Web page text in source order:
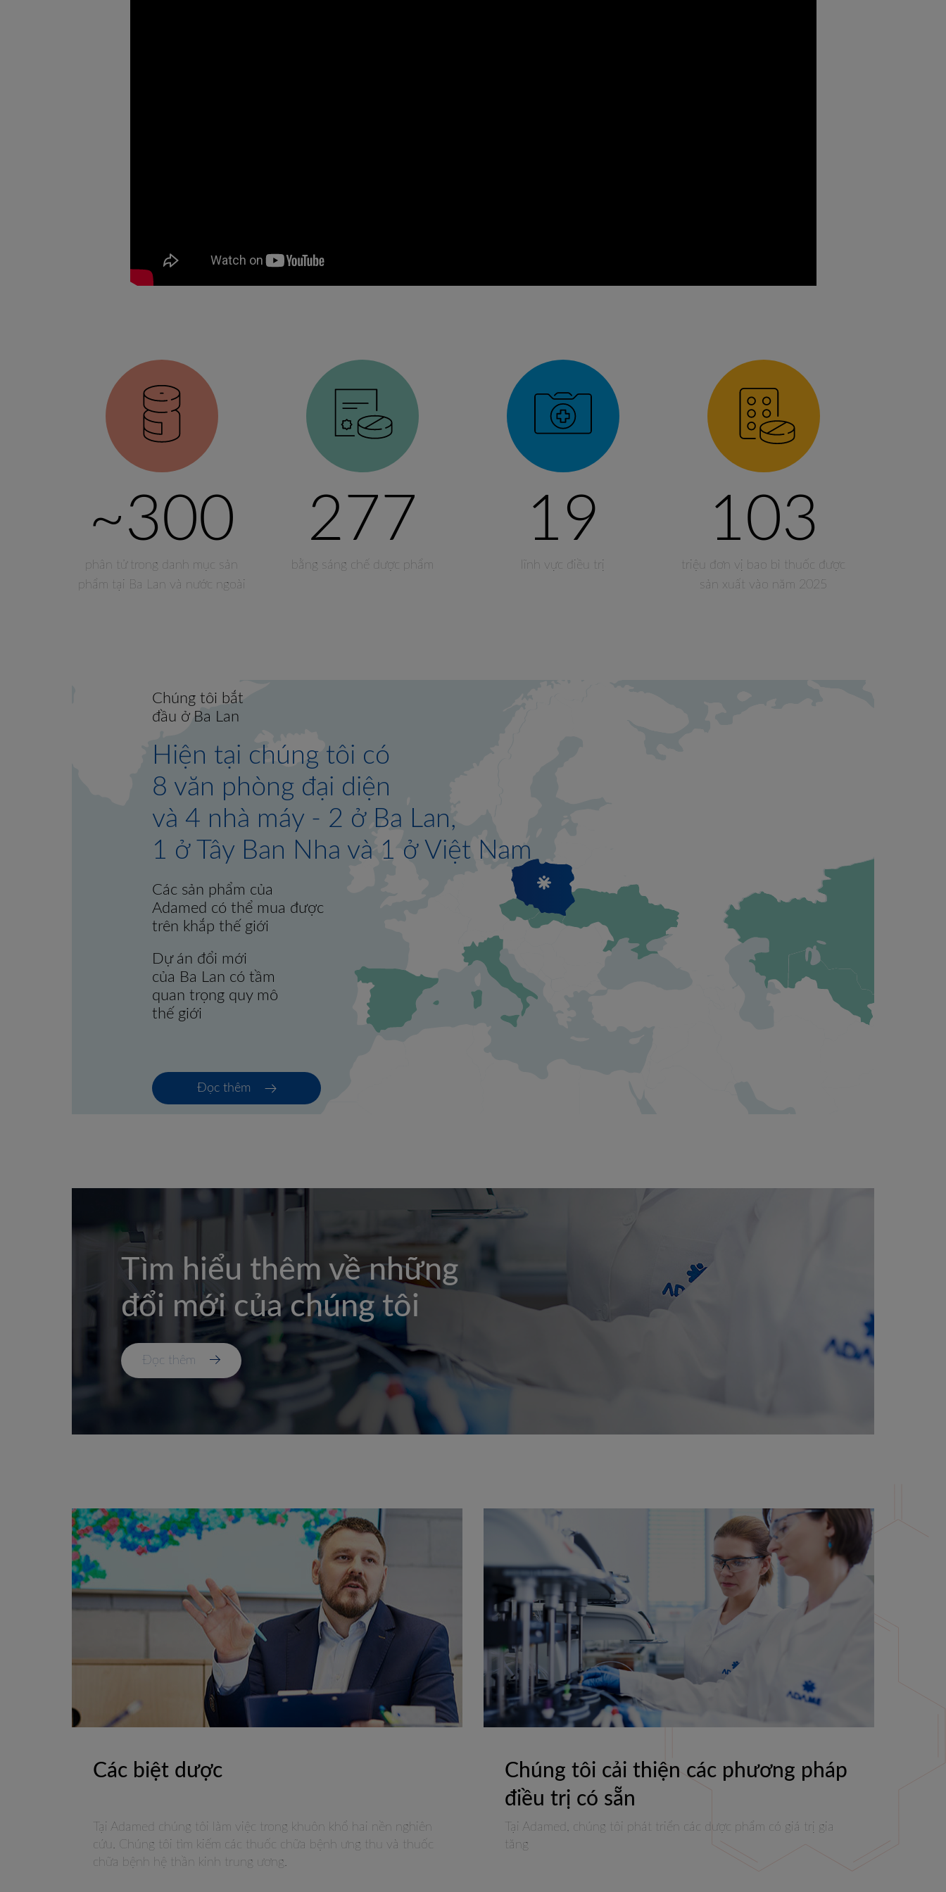
~300
phân tử trong danh mục sản
phẩm tại Ba Lan và nước ngoài
277
bằng sáng chế dược phẩm
19
lĩnh vực điều trị
103
triệu đơn vị bao bì thuốc được
sản xuất vào năm 2025
Chúng tôi bắt
đầu ở Ba Lan
Hiện tại chúng tôi có
8 văn phòng đại diện
và 4 nhà máy - 2 ở Ba Lan,
1 ở Tây Ban Nha và 1 ở Việt Nam
Các sản phẩm của
Adamed có thể mua được
trên khắp thế giới
Dự án đổi mới
của Ba Lan có tầm
quan trọng quy mô
thế giới
Đọc thêm
Tìm hiểu thêm về những
đổi mới của chúng tôi
Đọc thêm
Các biệt dược
Tại Adamed chúng tôi làm việc trong khuôn khổ hai nền nghiên
cứu. Chúng tôi tìm kiếm các thuốc chữa bệnh ưng thu và thuốc
chữa bệnh hệ thần kinh trung ương.
Chúng tôi cải thiện các phương pháp
điều trị có sẵn
Tại Adamed, chúng tôi phát triển các dược phẩm có giá trị gia
tăng